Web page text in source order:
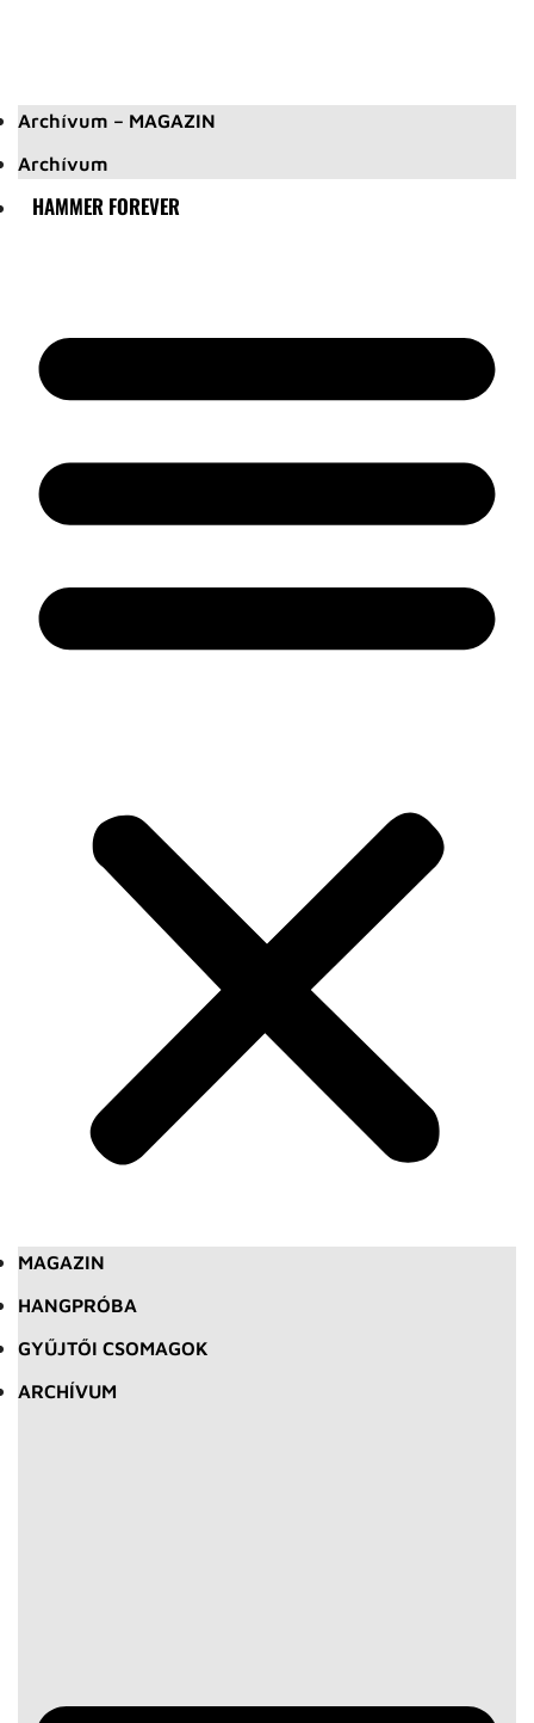
Archívum – MAGAZIN
Archívum
HAMMER FOREVER
MAGAZIN
HANGPRÓBA
GYŰJTŐI CSOMAGOK
ARCHÍVUM